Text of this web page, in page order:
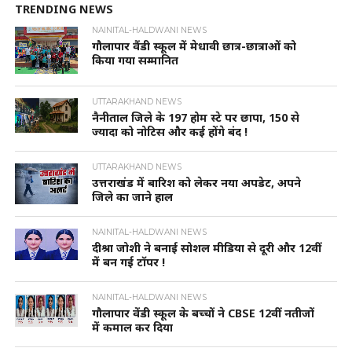
TRENDING NEWS
NAINITAL-HALDWANI NEWS
गौलापार वैंडी स्कूल में मेधावी छात्र-छात्राओं को
किया गया सम्मानित
UTTARAKHAND NEWS
नैनीताल जिले के 197 होम स्टे पर छापा, 150 से
ज्यादा को नोटिस और कई होंगे बंद !
UTTARAKHAND NEWS
उत्तराखंड में बारिश को लेकर नया अपडेट, अपने
जिले का जाने हाल
NAINITAL-HALDWANI NEWS
दीश्रा जोशी ने बनाई सोशल मीडिया से दूरी और 12वीं
में बन गई टॉपर !
NAINITAL-HALDWANI NEWS
गौलापार वेंडी स्कूल के बच्चों ने CBSE 12वीं नतीजों
में कमाल कर दिया